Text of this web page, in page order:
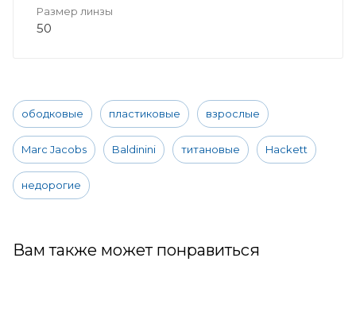
Размер линзы
50
ободковые пластиковые взрослые
Marc Jacobs Baldinini титановые Hackett
недорогие
Вам также может понравиться